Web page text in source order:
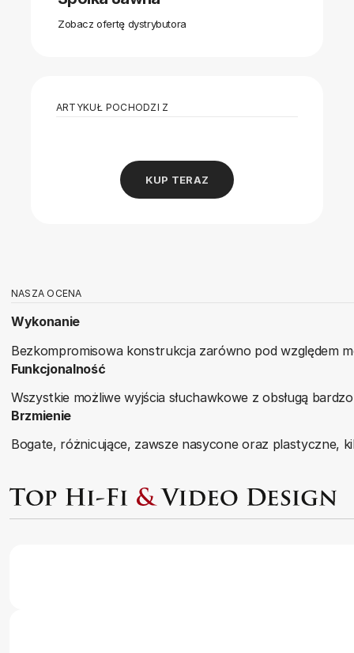
Zobacz ofertę dystrybutora
ARTYKUŁ POCHODZI Z
KUP TERAZ
NASZA OCENA
Wykonanie
Bezkompromisowa konstrukcja zarówno pod względem
Funkcjonalność
Wszystkie możliwe wyjścia słuchawkowe z obsługą
Brzmienie
Bogate, różnicujące, zawsze nasycone oraz plastyczne,